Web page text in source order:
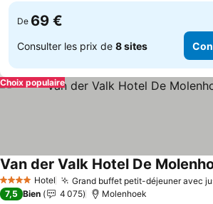
De 69 €
Consulter les prix de 8 sites
Choix populaire
4 Étoiles Hotel Grand buffet petit-déjeuner avec
Van der Valk Hotel De
7,5 Bien 4 075 Molenhoek